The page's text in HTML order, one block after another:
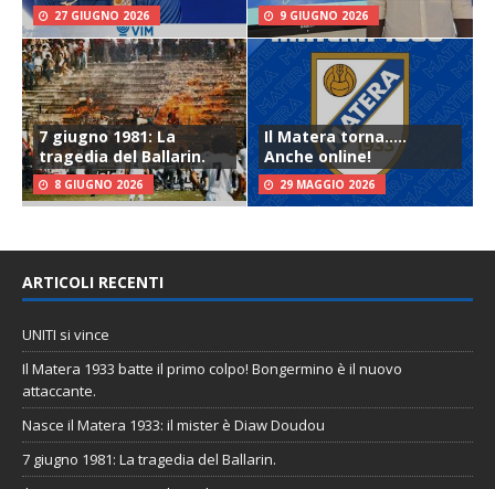
27 GIUGNO 2026 9 GIUGNO 2026
7 giugno 1981: La
tragedia del Ballarin.
8 GIUGNO 2026
Il Matera torna…..
Anche online!
29 MAGGIO 2026
ARTICOLI RECENTI
UNITI si vince
Il Matera 1933 batte il primo colpo! Bongermino è il nuovo
attaccante.
Nasce il Matera 1933: il mister è Diaw Doudou
7 giugno 1981: La tragedia del Ballarin.